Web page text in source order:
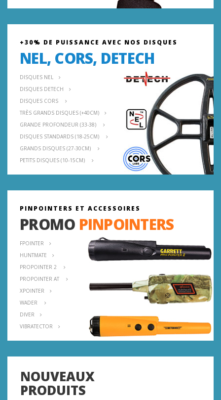
+30% DE PUISSANCE AVEC NOS DISQUES
NEL, CORS, DETECH
DISQUES NEL
DISQUES DETECH
DISQUES CORS
TRÈS GRANDS DISQUES (+40CM)
GRANDE PROFONDEUR (33-38)
DISQUES STANDARDS (18-25CM)
GRANDS DISQUES (27-30CM)
PETITS DISQUES (10-15CM)
PINPOINTERS ET ACCESSOIRES
PROMO PINPOINTERS
FPOINTER
HUNTMATE
PROPOINTER 2
PROPOINTER AT
XPOINTER
WADER
DIVER
VIBRATECTOR
NOUVEAUX
PRODUITS